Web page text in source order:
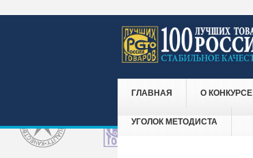
ГЛАВНАЯ О КОНКУРСЕ
УГОЛОК МЕТОДИСТА